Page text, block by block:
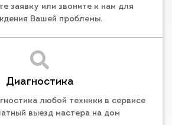
заявку или звоните к нам для
Вашей проблемы.
Диагностика
любой техники в сервисе
выезд мастера на дом